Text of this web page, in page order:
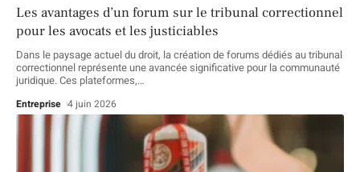
Les avantages d’un forum sur le tribunal correctionnel
pour les avocats et les justiciables
Dans le paysage actuel du droit, la création de forums dédiés au tribunal
correctionnel représente une avancée significative pour la communauté
juridique. Ces plateformes,…
Entreprise 4 juin 2026